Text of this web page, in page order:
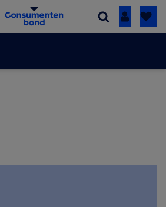
Inloggen